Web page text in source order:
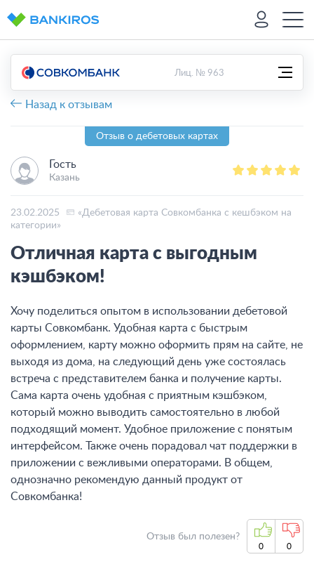
Лиц. № 963
Назад к отзывам
Отзыв о дебетовых картах
Гость
Казань
23.02.2025
«Дебетовая карта Совкомбанка с кешбэком на
категории»
Отличная карта с выгодным
кэшбэком!
Хочу поделиться опытом в использовании дебетовой
карты Совкомбанк. Удобная карта с быстрым
оформлением, карту можно оформить прям на сайте, не
выходя из дома, на следующий день уже состоялась
встреча с представителем банка и получение карты.
Сама карта очень удобная с приятным кэшбэком,
который можно выводить самостоятельно в любой
подходящий момент. Удобное приложение с понятым
интерфейсом. Также очень порадовал чат поддержки в
приложении с вежливыми операторами. В общем,
однозначно рекомендую данный продукт от
Совкомбанка!
Отзыв был полезен?
0 0